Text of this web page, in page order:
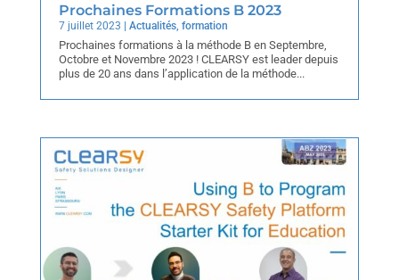
Prochaines Formations B 2023
7 juillet 2023 | Actualités, formation
Prochaines formations à la méthode B en Septembre,
Octobre et Novembre 2023 ! CLEARSY est leader depuis
plus de 20 ans dans l’application de la méthode...